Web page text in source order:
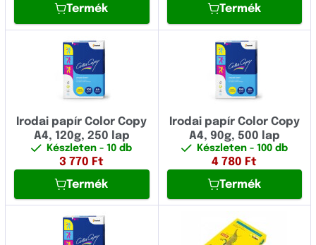
Termék
Termék
Irodai papír Color Copy
A4, 120g, 250 lap
Készleten- 10 db
3 770 Ft
Termék
Irodai papír Color Copy
A4, 90g, 500 lap
Készleten - 100 db
4 780 Ft
Termék